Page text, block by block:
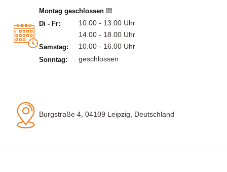
Montag geschlossen !!!
Di - Fr:
10.00 - 13.00 Uhr
14.00 - 18.00 Uhr
Samstag: 10.00 - 16.00 Uhr
Sonntag: geschlossen
Burgstraße 4, 04109 Leipzig, Deutschland